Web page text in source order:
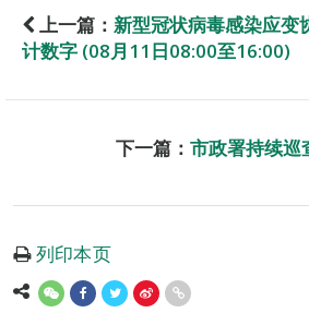
上一篇： 新型冠状病毒感染应变
计数字 (08月11日08:00至16:00)
下一篇： 市政署持续巡
列印本页